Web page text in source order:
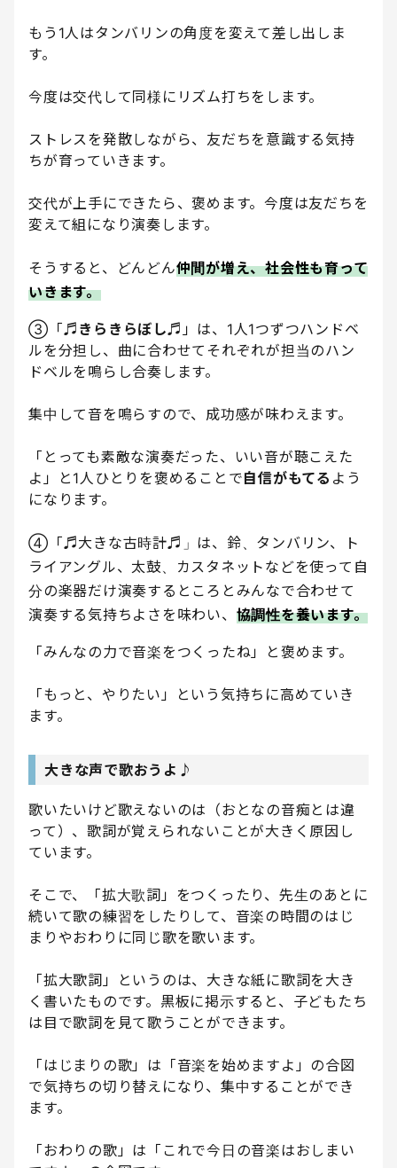
もう1人はタンバリンの角度を変えて差し出しま
す。
今度は交代して同様にリズム打ちをします。
ストレスを発散しながら、友だちを意識する気持
ちが育っていきます。
交代が上手にできたら、褒めます。今度は友だちを
変えて組になり演奏します。
そうすると、どんどん仲間が増え、社会性も育って
いきます。
③「♬きらきらぼし♬ 」は、1人1つずつハンドベ
ルを分担し、曲に合わせてそれぞれが担当のハン
ドベルを鳴らし合奏します。
集中して音を鳴らすので、成功感が味わえます。
「とっても素敵な演奏だった、いい音が聴こえた
よ」と1人ひとりを褒めることで自信がもてる よう
になります。
④「♬大きな古時計♬」は、鈴、タンバリン、ト
ライアングル、太鼓、カスタネットなどを使って自
分の楽器だけ演奏するところとみんなで合わせて
演奏する気持ちよさを味わい、 協調性を養います。
「みんなの力で音楽をつくったね」と褒めます。
「もっと、やりたい」という気持ちに高めていき
ます。
大きな声で歌おうよ♪
歌いたいけど歌えないのは（おとなの音痴とは違
って）、歌詞が覚えられないことが大きく原因し
ています。
そこで、「拡大歌詞」をつくったり、先生のあとに
続いて歌の練習をしたりして、音楽の時間のはじ
まりやおわりに同じ歌を歌います。
「拡大歌詞」というのは、大きな紙に歌詞を大き
く書いたものです。黒板に掲示すると、子どもたち
は目で歌詞を見て歌うことができます。
「はじまりの歌」は「音楽を始めますよ」の合図
で気持ちの切り替えになり、集中することができ
ます。
「おわりの歌」は「これで今日の音楽はおしまい